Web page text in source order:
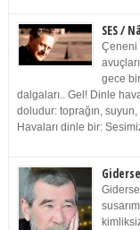
SES /
Çeneni
gece
dalgaları.. Gel! Dinle
doludur: toprağın,
Havaları dinle bir: